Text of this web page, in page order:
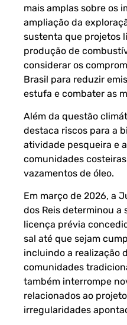
mais amplas sobre os
ampliação da
sustenta que projetos
produção de
considerar os
Brasil para reduzir
estufa e combater as
Além da questão
destaca riscos para a
atividade pesqueira e
comunidades
vazamentos de óleo.
Em março de 2026, a
dos Reis determinou a
licença prévia
sal até que sejam
incluindo a realização
comunidades
também interrompe
relacionados ao
irregularidades